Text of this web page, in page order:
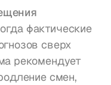
фактические
сверх
рекомендует
смен,